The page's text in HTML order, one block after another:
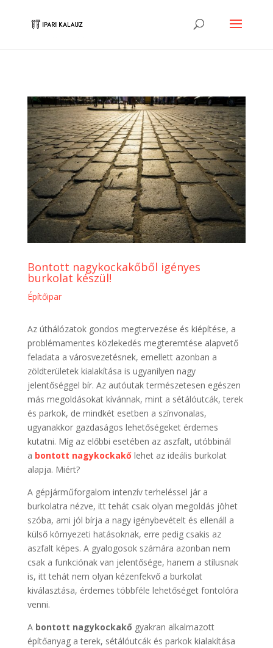
Bontott nagykockakőből igényes
burkolat készül!
Építőipar
Az úthálózatok gondos megtervezése és kiépítése, a
problémamentes közlekedés megteremtése alapvető
feladata a városvezetésnek, emellett azonban a
zöldterületek kialakítása is ugyanilyen nagy
jelentőséggel bír. Az autóutak természetesen egészen
más megoldásokat kívánnak, mint a sétálóutcák, terek
és parkok, de mindkét esetben a színvonalas,
ugyanakkor gazdaságos lehetőségeket érdemes
kutatni. Míg az előbbi esetében az aszfalt, utóbbinál
a bontott nagykockakőlehet az ideális burkolat
alapja. Miért?
A gépjárműforgalom intenzív terheléssel jár a
burkolatra nézve, itt tehát csak olyan megoldás jöhet
szóba, ami jól bírja a nagy igénybevételt és ellenáll a
külső környezeti hatásoknak, erre pedig csakis az
aszfalt képes. A gyalogosok számára azonban nem
csak a funkciónak van jelentősége, hanem a stílusnak
is, itt tehát nem olyan kézenfekvő a burkolat
kiválasztása, érdemes többféle lehetőséget fontolóra
venni.
A bontott nagykockakőgyakran alkalmazott
építőanyag a terek, sétálóutcák és parkok kialakítása